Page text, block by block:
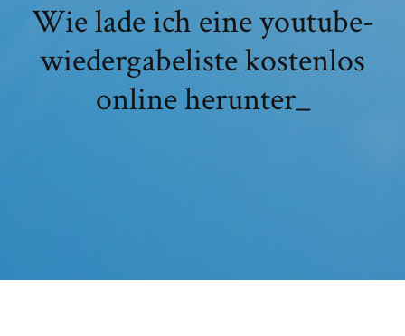
Wie lade ich eine youtube-
wiedergabeliste kostenlos
online herunter_